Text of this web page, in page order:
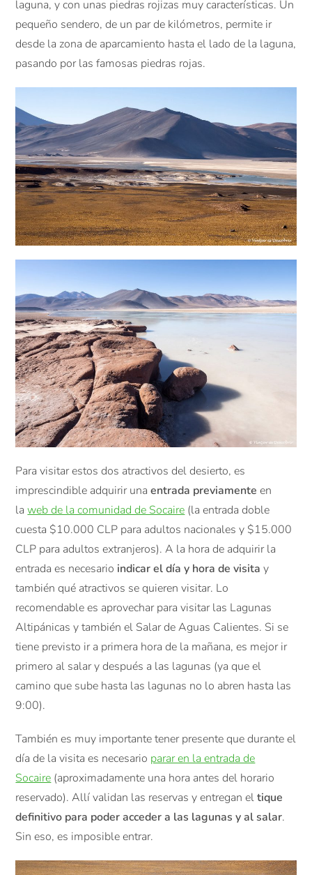
laguna, y con unas piedras rojizas muy características. Un
pequeño sendero, de un par de kilómetros, permite ir
desde la zona de aparcamiento hasta el lado de la laguna,
pasando por las famosas piedras rojas.
Para visitar estos dos atractivos del desierto, es
imprescindible adquirir unaentrada previamente en
laweb de la comunidad de Socaire (la entrada doble
cuesta $10.000 CLP para adultos nacionales y $15.000
CLP para adultos extranjeros). A la hora de adquirir la
entrada es necesario indicar el día y hora de visita y
también qué atractivos se quieren visitar. Lo
recomendable es aprovechar para visitar las Lagunas
Altipánicas y también el Salar de Aguas Calientes. Si se
tiene previsto ir a primera hora de la mañana, es mejor ir
primero al salar y después a las lagunas (ya que el
camino que sube hasta las lagunas no lo abren hasta las
9:00).
También es muy importante tener presente que durante el
día de la visita es necesario parar en la entrada de
Socaire (aproximadamente una hora antes del horario
reservado). Allí validan las reservas y entregan eltique
definitivo para poder acceder a las lagunas y al salar.
Sin eso, es imposible entrar.